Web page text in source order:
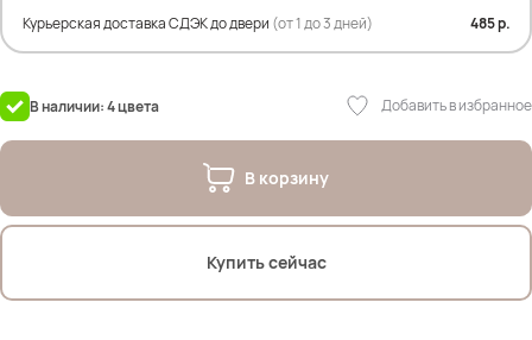
Состав изделия:
Курьерская доставка СДЭК до двери (от 1 до 3 дней) 485 р.
В наличии: 4 цвета Добавить в избранное
В корзину
Купить сейчас